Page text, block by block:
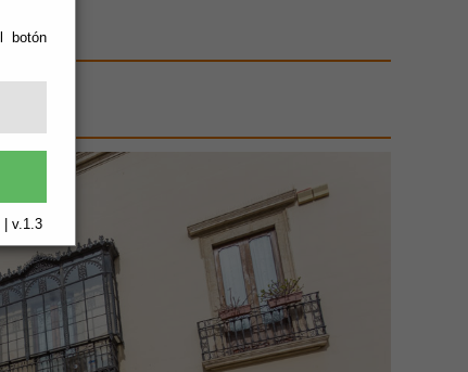
botón
| v.1.3